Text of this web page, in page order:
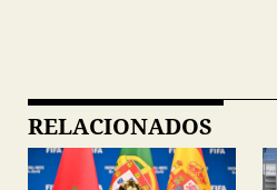
RELACIONADOS